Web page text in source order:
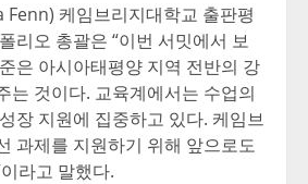
Fenn) 케임브리지대학교 출판평
리오 총괄은 “이번 서밋에서 보
은 아시아태평양 지역 전반의 강
는 것이다. 교육계에서는 수업의
장 지원에 집중하고 있다. 케임브
과제를 지원하기 위해 앞으로도
라고 말했다.